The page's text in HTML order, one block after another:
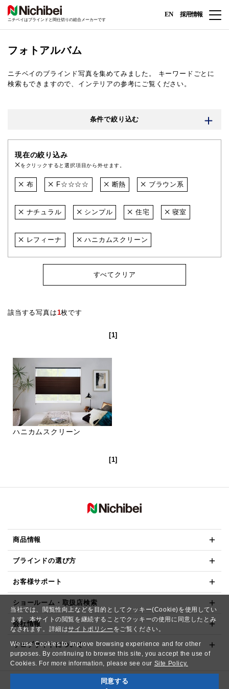
当社では、閲覧性向上などを目的としてクッキー(Cookie)を使用してい
ます。本サイトの閲覧を継続することでクッキーの使用に同意したとみ
なされます。詳細はサイトポリシー をご覧ください。
We use Cookies to improve browsing experience and for other
purposes. By continuing to browse this site, you accept the use of
Cookies. For more information, please see our Site Policy.
同意する
ニチベイはブラインドと間仕切りの総合メーカーです
EN 採用情報
フォトアルバム
ニチベイのブラインド写真を集めてみました。
キーワードごとに
検索もできますので、インテリアの参考にご覧ください。
条件で絞り込む
現在の絞り込み
をクリックすると選択項目から外せます。
布 F☆☆☆☆ 断熱 ブラウン系
ナチュラル シンプル 住宅 寝室
レフィーナ ハニカムスクリーン
すべてクリア
該当する写真は1枚です
[1]
ハニカムスクリーン
[1]
商品情報
ブラインドの選び方
お客様サポート
ショールーム・取扱店検索
会社情報
ウェブサイトについて
Copyright© NICHIBEI CO.,LTD. All Rights Reserved.